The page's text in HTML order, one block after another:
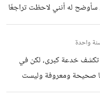
له أنني لاحظت تراجعًا
أن يكون الضغط، أو أنه بدأ
أن المشروع لم يعد يثير
أن أفهم المشكلة قبل أن أحكم.
المهام على مراحل، فسأكون
تسليم، بدلًا من الانتظار حتى
واحدة
خدعة كبرى، لكن في
صحيحة ومعروفة وليست
هناك تفاصيل دقيقة حول